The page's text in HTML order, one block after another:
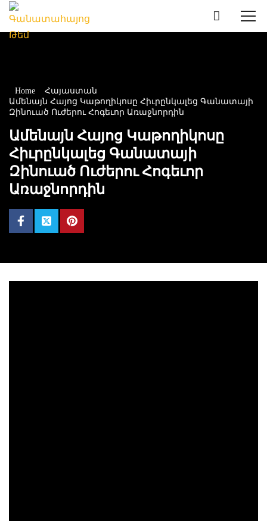
Home
Հայաստան
Ամենայն Հայոց Կաթողիկոսը Հիւրընկալեց Գանատայի
Զինուած Ուժերու Հոգեւոր Առաջնորդին
Ամենայն Հայոց Կաթողիկոսը
Հիւրընկալեց Գանատայի
Զինուած Ուժերու Հոգեւոր
Առաջնորդին